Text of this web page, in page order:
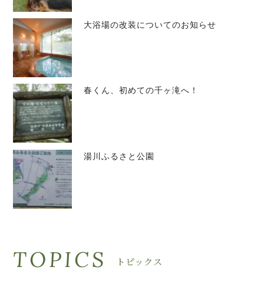
大浴場の改装についてのお知らせ
春くん、初めての千ヶ滝へ！
湯川ふるさと公園
TOPICS トピックス